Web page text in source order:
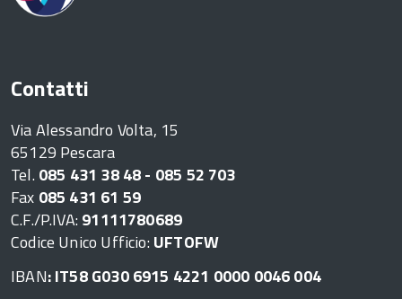
Contatti
Via Alessandro Volta, 15
65129 Pescara
Tel. 085 431 38 48 - 085 52 703
Fax 085 431 61 59
C.F./P.IVA: 91111780689
Codice Unico Ufficio: UFTOFW
IBAN: IT58 G030 6915 4221 0000 0046 004